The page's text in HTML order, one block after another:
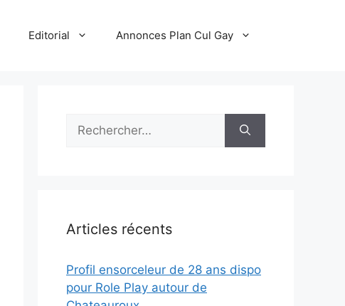
Editorial Annonces Plan Cul Gay
Rechercher :
Articles récents
Profil ensorceleur de 28 ans dispo
pour Role Play autour de